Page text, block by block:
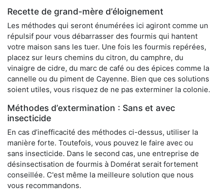
Recette de grand-mère d’éloignement
Les méthodes qui seront énumérées ici agiront comme un
répulsif pour vous débarrasser des fourmis qui hantent
votre maison sans les tuer. Une fois les fourmis repérées,
placez sur leurs chemins du citron, du camphre, du
vinaigre de cidre, du marc de café ou des épices comme la
cannelle ou du piment de Cayenne. Bien que ces solutions
soient utiles, vous risquez de ne pas exterminer la colonie.
Méthodes d’extermination : Sans et avec
insecticide
En cas d’inefficacité des méthodes ci-dessus, utiliser la
manière forte. Toutefois, vous pouvez le faire avec ou
sans insecticide. Dans le second cas, une entreprise de
désinsectisation de fourmis à Domérat serait fortement
conseillée. C'est même la meilleure solution que nous
vous recommandons.